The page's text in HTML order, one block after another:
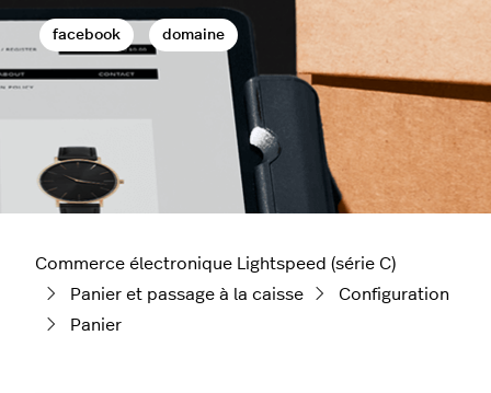
facebook domaine
Commerce électronique Lightspeed (série C)
Panier et passage à la caisse
Configuration
Panier